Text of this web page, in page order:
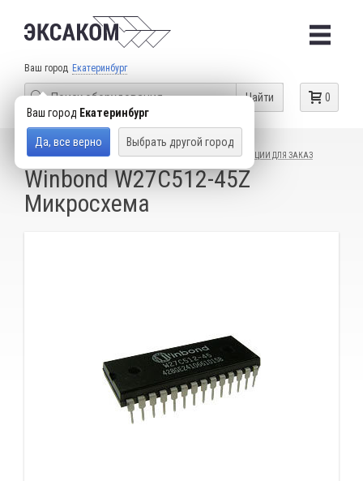
Ваш город Екатеринбург
Ваш город Екатеринбург
Да, все верно Выбрать другой город
0
Найти
КАТАЛОГ ТОВАРОВ ГАРАЖНОЕ ОБОРУДОВАНИЕ ПОЗИЦИИ ДЛЯ ЗАКАЗ
Winbond W27C512-45Z
Микросхема